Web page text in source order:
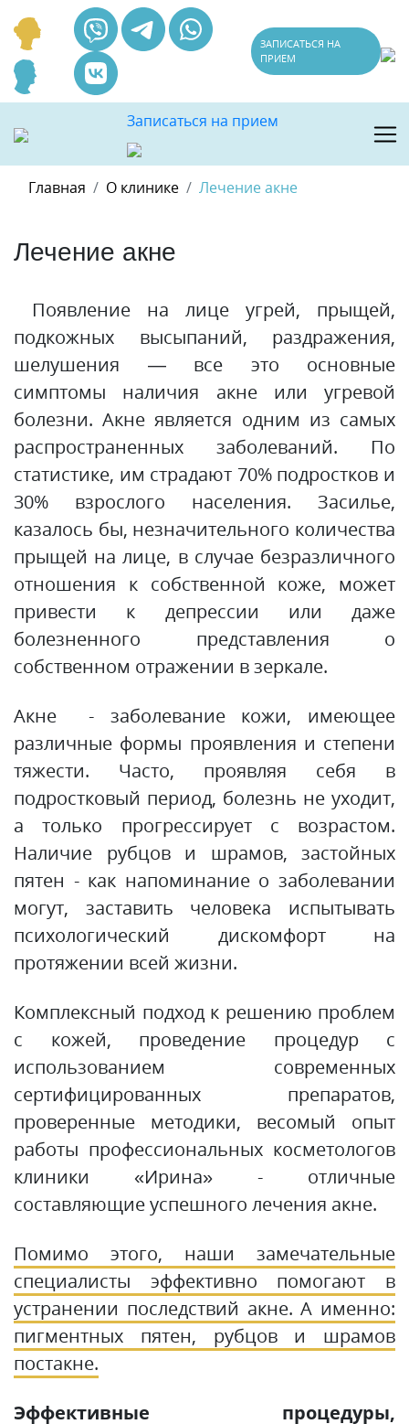
ЗАПИСАТЬСЯ НА
ПРИЕМ
Записаться на прием
Главная О клинике Лечение акне
Лечение акне
Появление на лице угрей, прыщей,
подкожных высыпаний, раздражения,
шелушения — все это основные
симптомы наличия акне или угревой
болезни. Акне является одним из самых
распространенных заболеваний. По
статистике, им страдают 70% подростков и
30% взрослого населения. Засилье,
казалось бы, незначительного количества
прыщей на лице, в случае безразличного
отношения к собственной коже, может
привести к депрессии или даже
болезненного представления о
собственном отражении в зеркале.
Акне - заболевание кожи, имеющее
различные формы проявления и степени
тяжести. Часто, проявляя себя в
подростковый период, болезнь не уходит,
а только прогрессирует с возрастом.
Наличие рубцов и шрамов, застойных
пятен - как напоминание о заболевании
могут, заставить человека испытывать
психологический дискомфорт на
протяжении всей жизни.
Комплексный подход к решению проблем
с кожей, проведение процедур с
использованием современных
сертифицированных препаратов,
проверенные методики, весомый опыт
работы профессиональных косметологов
клиники «Ирина» - отличные
составляющие успешного лечения акне.
Помимо этого, наши замечательные
специалисты эффективно помогают в
устранении последствий акне. А именно:
пигментных пятен, рубцов и шрамов
постакне.
Эффективные процедуры,